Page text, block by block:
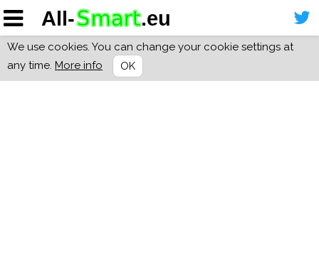
We use cookies. You can change your cookie settings at
any time. More info OK